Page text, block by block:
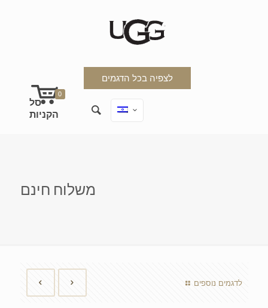
לצפיה בכל הדגמים
0
משלוח חינם
לדגמים נוספים